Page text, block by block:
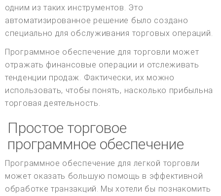
одним из таких инструментов. Это
автоматизированное решение было создано
специально для обслуживания торговых операций.
Программное обеспечение для торговли может
отражать финансовые операции и отслеживать
тенденции продаж. Фактически, их можно
использовать, чтобы понять, насколько прибыльна
торговая деятельность.
Простое торговое
программное обеспечение
Программное обеспечение для легкой торговли
может оказать большую помощь в эффективной
обработке транзакций. Мы хотели бы познакомить